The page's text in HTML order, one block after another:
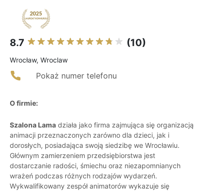
8.7 (10)
Wrocław, Wroclaw
Pokaż numer telefonu
O firmie:
Szalona Lama działa jako firma zajmująca się organizacją
animacji przeznaczonych zarówno dla dzieci, jak i
dorosłych, posiadająca swoją siedzibę we Wrocławiu.
Głównym zamierzeniem przedsiębiorstwa jest
dostarczanie radości, śmiechu oraz niezapomnianych
wrażeń podczas różnych rodzajów wydarzeń.
Wykwalifikowany zespół animatorów wykazuje się